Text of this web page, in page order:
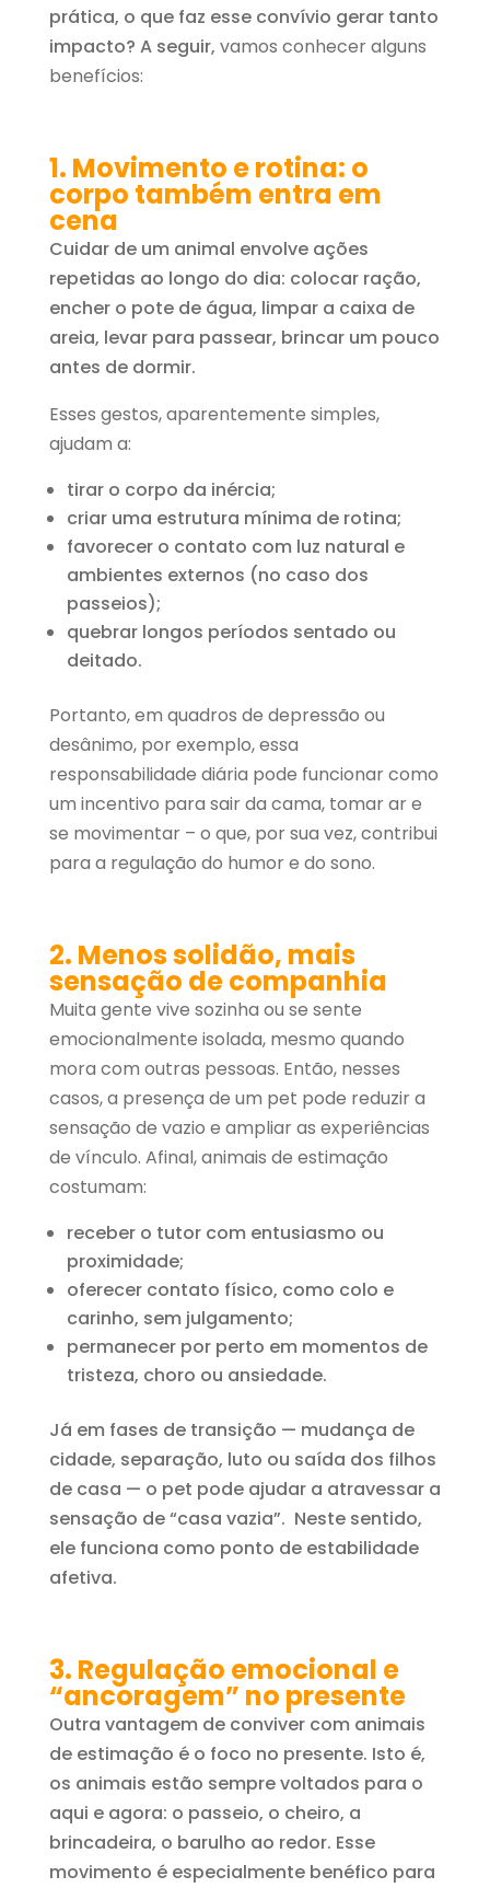
prática, o que faz esse convívio gerar tanto
impacto? A seguir, vamos conhecer alguns
benefícios:
1. Movimento e rotina: o
corpo também entra em
cena
Cuidar de um animal envolve ações
repetidas ao longo do dia: colocar ração,
encher o pote de água, limpar a caixa de
areia, levar para passear, brincar um pouco
antes de dormir.
Esses gestos, aparentemente simples,
ajudam a:
tirar o corpo da inércia;
criar uma estrutura mínima de rotina;
favorecer o contato com luz natural e
ambientes externos (no caso dos
passeios);
quebrar longos períodos sentado ou
deitado.
Portanto, em quadros de depressão ou
desânimo, por exemplo, essa
responsabilidade diária pode funcionar como
um incentivo para sair da cama, tomar ar e
se movimentar – o que, por sua vez, contribui
para a regulação do humor e do sono.
2. Menos solidão, mais
sensação de companhia
Muita gente vive sozinha ou se sente
emocionalmente isolada, mesmo quando
mora com outras pessoas. Então, nesses
casos, a presença de um pet pode reduzir a
sensação de vazio e ampliar as experiências
de vínculo. Afinal, animais de estimação
costumam:
receber o tutor com entusiasmo ou
proximidade;
oferecer contato físico, como colo e
carinho, sem julgamento;
permanecer por perto em momentos de
tristeza, choro ou ansiedade.
Já em fases de transição — mudança de
cidade, separação, luto ou saída dos filhos
de casa — o pet pode ajudar a atravessar a
sensação de “casa vazia”. Neste sentido,
ele funciona como ponto de estabilidade
afetiva.
3. Regulação emocional e
“ancoragem” no presente
Outra vantagem de conviver com animais
de estimação é o foco no presente. Isto é,
os animais estão sempre voltados para o
aqui e agora: o passeio, o cheiro, a
brincadeira, o barulho ao redor. Esse
movimento é especialmente benéfico para